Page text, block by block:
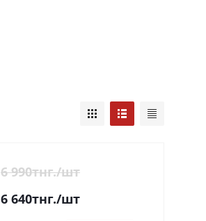
6 990тнг./шт
6 640тнг./шт